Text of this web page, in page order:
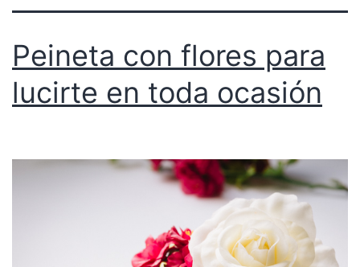
Peineta con flores para
lucirte en toda ocasión